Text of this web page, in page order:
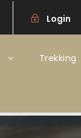
Login
Trekking